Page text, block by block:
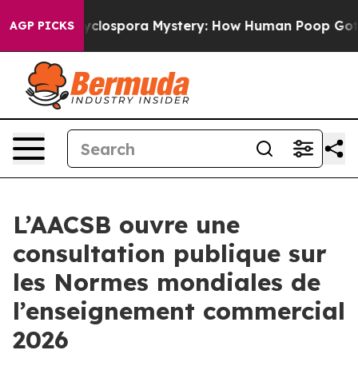
AGP PICKS
The Cyclospora Mystery: How Human Poop Got on
L’AACSB ouvre une
consultation publique sur
les Normes mondiales de
l’enseignement commercial
2026